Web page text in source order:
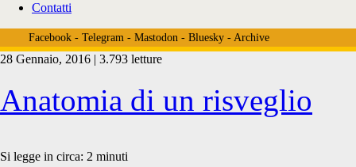
Contatti
Facebook- Telegram- Mastodon- Bluesky- Archive
Tag:
<span>spettacolo
28 Gennaio, 2016 | 3.793 letture
Anatomia di un risveglio
Si legge in circa: 2 minuti